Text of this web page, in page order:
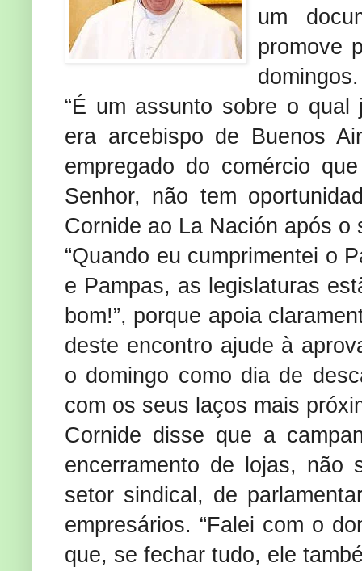
um
promove
domingos.
“É um assunto sobre o qual
era arcebispo de Buenos
empregado do comércio
Senhor, não tem
Cornide ao La Nación após
“Quando eu cumprimentei o
e Pampas, as legislaturas
bom!”, porque apoia
deste encontro ajude à
o domingo como dia de
com os seus laços mais
Cornide disse que a
encerramento de lojas, não
setor sindical, de
empresários. “Falei com o
que, se fechar tudo, ele